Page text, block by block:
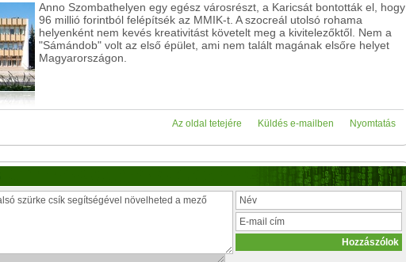
Anno Szombathelyen egy egész városrészt, a Karicsát bontották el, hogy
96 millió forintból felépítsék az MMIK-t. A szocreál utolsó rohama
helyenként nem kevés kreativitást követelt meg a kivitelezőktől. Nem a
"Sámándob" volt az első épület, ami nem talált magának elsőre helyet
Magyarországon.
Nyomtatás
Küldés e-mailben
Az oldal tetejére